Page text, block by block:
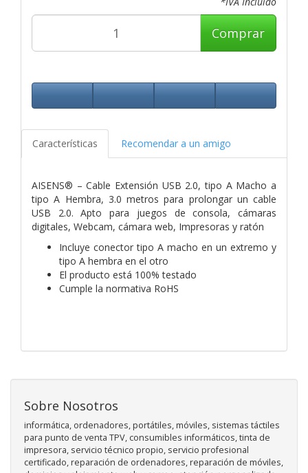
Comprar
Características Recomendar a un amigo
AISENS® – Cable Extensión USB 2.0, tipo A Macho a
tipo A Hembra, 3.0 metros para prolongar un cable
USB 2.0. Apto para juegos de consola, cámaras
digitales, Webcam, cámara web, Impresoras y ratón
Incluye conector tipo A macho en un extremo y
tipo A hembra en el otro
El producto está 100% testado
Cumple la normativa RoHS
Sobre Nosotros
informática, ordenadores, portátiles, móviles, sistemas táctiles
para punto de venta TPV, consumibles informáticos, tinta de
impresora, servicio técnico propio, servicio profesional
certificado, reparación de ordenadores, reparación de móviles,